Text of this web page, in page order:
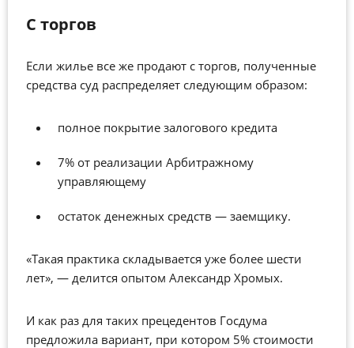
С торгов
Если жилье все же продают с торгов, полученные
средства суд распределяет следующим образом:
полное покрытие залогового кредита
7% от реализации Арбитражному
управляющему
остаток денежных средств — заемщику.
«Такая практика складывается уже более шести
лет», — делится опытом Александр Хромых.
И как раз для таких прецедентов Госдума
предложила вариант, при котором 5% стоимости